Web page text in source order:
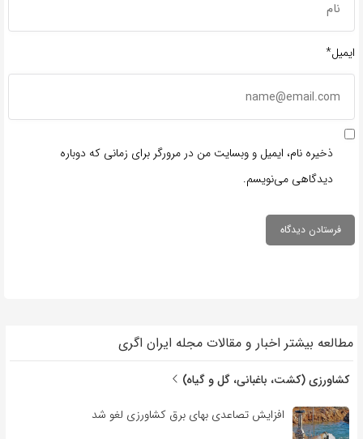
ایمیل*
ذخیره نام، ایمیل و وبسایت من در مرورگر برای زمانی که دوباره
دیدگاهی می‌نویسم.
مطالعه بیشتر اخبار و مقالات مجله ایران اگری
کشاورزی (کشت، باغبانی، گل و گیاه)
افزایش تصاعدی بهای برق کشاورزی لغو شد